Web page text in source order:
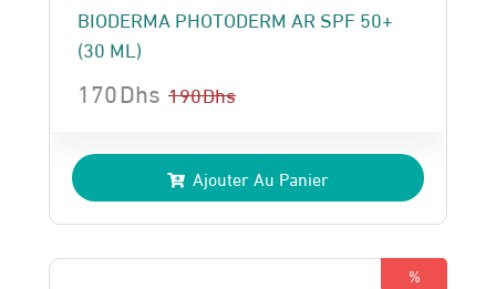
BIODERMA PHOTODERM AR SPF 50+
(30 ML)
190Dhs
prix
initial
était :
190 Dhs.
170Dhs
prix
actuel
est :
170 Dhs.
Ajouter Au Panier
%